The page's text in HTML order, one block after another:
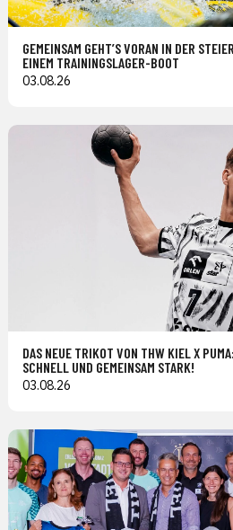
GEMEINSAM GEHT’S VORAN IN DER
EINEM TRAININGSLAGER-BOOT
03.08.26
DAS NEUE TRIKOT VON THW KIEL X
SCHNELL UND GEMEINSAM STARK!
03.08.26